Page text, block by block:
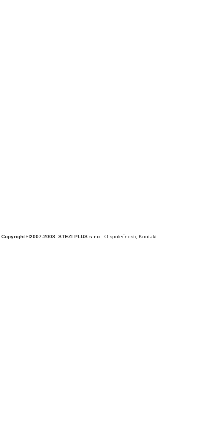
Copyright ©2007-2008: STEZI PLUS s r.o. O společnosti Kontakt